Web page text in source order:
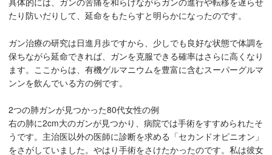
たり防いだりして、延命をもたらすと明らかになったのです。
ガン治療の研究は日進月歩ですから、少しでも良好な状態で体調を
保ちながら延命できれば、ガンを克服できる確率はさらに高くなり
ます。ここからは、有機ゲルマニウムを豊富に含むスーパーグルマ
ンンを飲んでいる方の例です。
2つの肺ガンが見つかった80代女性の例
右の肺に2cm大のガンが見つかり、病院では手術をすすめられたそ
うです。主治医以外の医師に診断を求める「セカンドオピニオン」
をさがしていました。やはり手術をさけたかったのです。私は彼女